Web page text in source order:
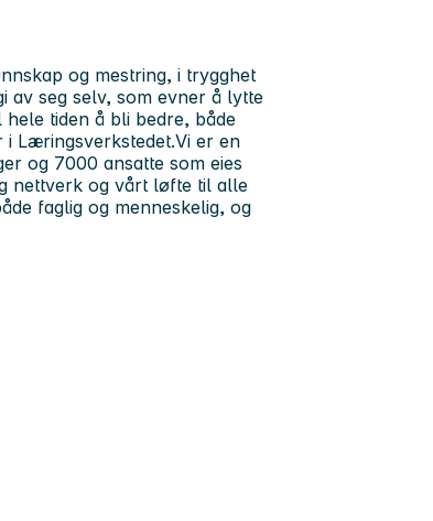
og mestring, i trygghet
av seg selv, som evner å lytte
tiden å bli bedre, både
Læringsverkstedet.Vi er en
og 7000 ansatte som eies
nettverk og vårt løfte til alle
faglig og menneskelig, og